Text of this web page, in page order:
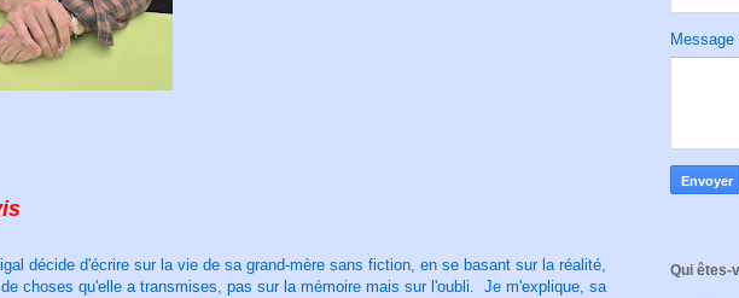
décide d'écrire sur la vie de sa grand-mère sans fiction, en se basant sur la réalité,
choses qu'elle a transmises, pas sur la mémoire mais sur l'oubli. Je m'explique, sa
Message
Qui êtes-